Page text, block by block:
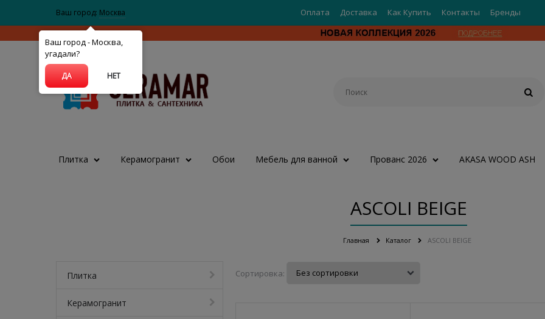
Ваш город: Москва Оплата Доставка Как Купить Контакты Бренды
Плитка Керамогранит Обои Мебель для ванной Прованс 2026 AKASA WOOD ASH
ASCOLI BEIGE
Главная Каталог ASCOLI BEIGE
Плитка
Керамогранит
Сортировка:
Ваш город - Москва,
угадали?
ДА НЕТ